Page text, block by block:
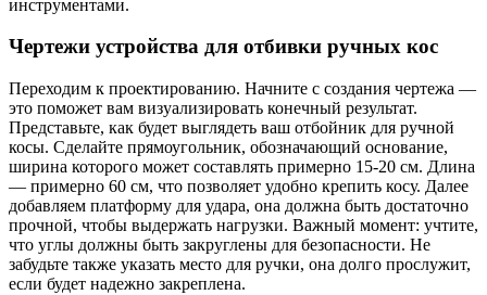
инструментами.
Чертежи устройства для отбивки ручных кос
Переходим к проектированию. Начните с создания чертежа —
это поможет вам визуализировать конечный результат.
Представьте, как будет выглядеть ваш отбойник для ручной
косы. Сделайте прямоугольник, обозначающий основание,
ширина которого может составлять примерно 15-20 см. Длина
— примерно 60 см, что позволяет удобно крепить косу. Далее
добавляем платформу для удара, она должна быть достаточно
прочной, чтобы выдержать нагрузки. Важный момент: учтите,
что углы должны быть закруглены для безопасности. Не
забудьте также указать место для ручки, она долго прослужит,
если будет надежно закреплена.